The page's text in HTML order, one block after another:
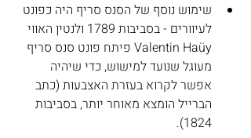
שימוש נוסף של הסנס סריף היה כפונט
לעיוורים - בסביבות 1789 ולנטין האווי
Valentin Haüy פיתח פונט סנס סריף
מעוגל שנועד למישוש, כדי שיהיה
אפשר לקרוא בעזרת האצבעות (כתב
הברייל הומצא מאוחר יותר, בסביבות
1824).